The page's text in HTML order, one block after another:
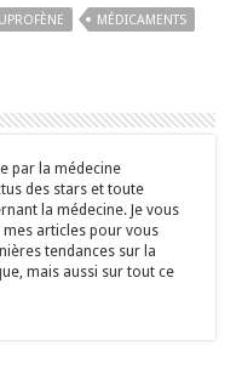
MÉDICAMENTS
par la médecine
des stars et toute
la médecine. Je vous
articles pour vous
tendances sur la
mais aussi sur tout ce